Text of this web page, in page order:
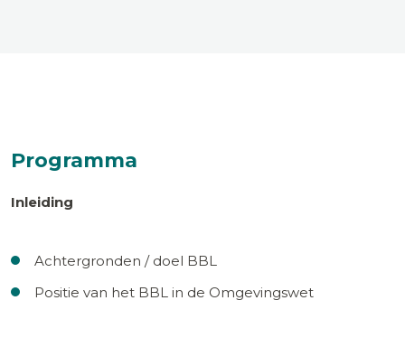
Programma
Inleiding
Achtergronden / doel BBL
Positie van het BBL in de Omgevingswet